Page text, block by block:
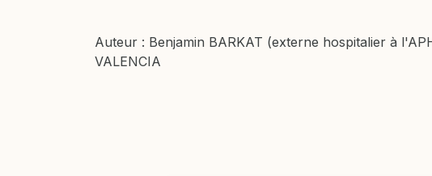
Auteur : Benjamin BARKAT (externe hospitalier à
VALENCIA